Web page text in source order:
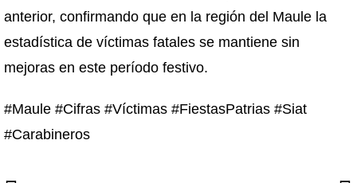
anterior, confirmando que en la región del Maule la
estadística de víctimas fatales se mantiene sin
mejoras en este período festivo.
#Maule #Cifras #Víctimas #FiestasPatrias #Siat
#Carabineros